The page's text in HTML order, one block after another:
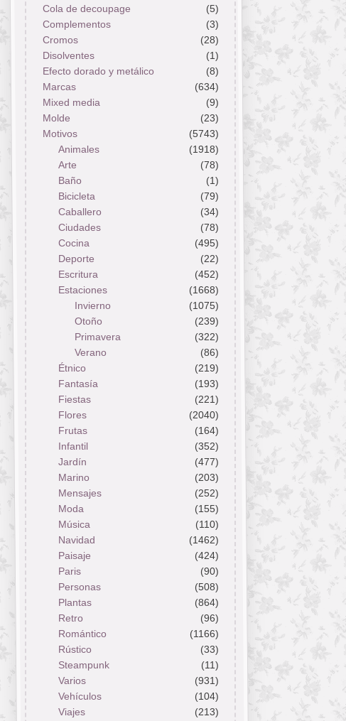
Cola de decoupage
(5)
Complementos
(3)
Cromos
(28)
Disolventes
(1)
Efecto dorado y metálico
(8)
Marcas
(634)
Mixed media
(9)
Molde
(23)
Motivos
(5743)
Animales
(1918)
Arte
(78)
Baño
(1)
Bicicleta
(79)
Caballero
(34)
Ciudades
(78)
Cocina
(495)
Deporte
(22)
Escritura
(452)
Estaciones
(1668)
Invierno
(1075)
Otoño
(239)
Primavera
(322)
Verano
(86)
Étnico
(219)
Fantasía
(193)
Fiestas
(221)
Flores
(2040)
Frutas
(164)
Infantil
(352)
Jardín
(477)
Marino
(203)
Mensajes
(252)
Moda
(155)
Música
(110)
Navidad
(1462)
Paisaje
(424)
Paris
(90)
Personas
(508)
Plantas
(864)
Retro
(96)
Romántico
(1166)
Rústico
(33)
Steampunk
(11)
Varios
(931)
Vehículos
(104)
Viajes
(213)